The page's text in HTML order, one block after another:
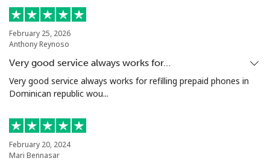
Celular
Portugal
Línea fija ⁦1.5¢⁩
Celular ⁦3.5¢⁩
Puerto Rico
February 25, 2026
Anthony Reynoso
Very good service always works for…
Very good service always works for refilling prepaid phones in
Dominican republic wou...
February 20, 2024
Mari Bennasar